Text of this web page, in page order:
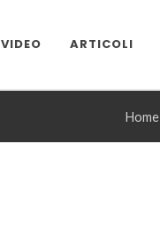
VIDEO ARTICOLI
Home